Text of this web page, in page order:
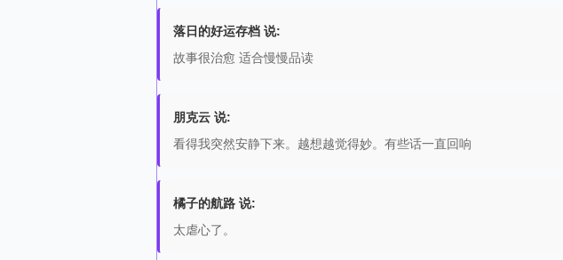
落日的好运存档 说:
故事很治愈 适合慢慢品读
朋克云 说:
看得我突然安静下来。越想越觉得妙。有些话一直回响
橘子的航路 说:
太虐心了。